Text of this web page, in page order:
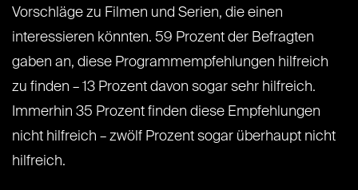
Vorschläge zu Filmen und Serien, die einen
interessieren könnten. 59 Prozent der Befragten
gaben an, diese Programmempfehlungen hilfreich
zu finden – 13 Prozent davon sogar sehr hilfreich.
Immerhin 35 Prozent finden diese Empfehlungen
nicht hilfreich – zwölf Prozent sogar überhaupt nicht
hilfreich.